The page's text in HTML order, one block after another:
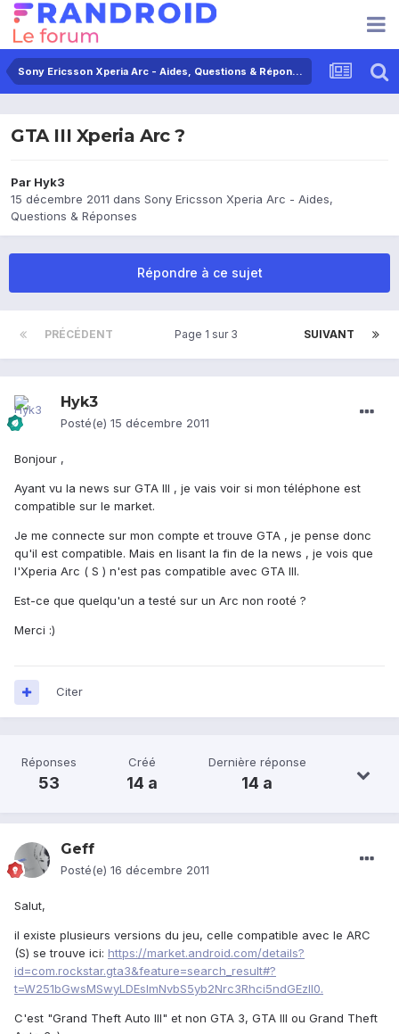
Sony Ericsson Xperia Arc - Aides, Questions & Réponses
GTA III Xperia Arc ?
Par Hyk3
15 décembre 2011 dans Sony Ericsson Xperia Arc - Aides,
Questions & Réponses
Répondre à ce sujet
PRÉCÉDENT SUIVANT
Page 1 sur 3
Hyk3
Posté(e) 15 décembre 2011
Bonjour ,
Ayant vu la news sur GTA III , je vais voir si mon téléphone est
compatible sur le market.
Je me connecte sur mon compte et trouve GTA , je pense donc
qu'il est compatible. Mais en lisant la fin de la news , je vois que
l'Xperia Arc ( S ) n'est pas compatible avec GTA III.
Est-ce que quelqu'un a testé sur un Arc non rooté ?
Merci :)
Citer
Réponses
53
Créé
14 a
Dernière réponse
14 a
Geff
Posté(e) 16 décembre 2011
Salut,
il existe plusieurs versions du jeu, celle compatible avec le ARC
(S) se trouve ici: https://market.android.com/details?
id=com.rockstar.gta3&feature=search_result#?
t=W251bGwsMSwyLDEsImNvbS5yb2Nrc3Rhci5ndGEzIl0.
C'est "Grand Theft Auto III" et non GTA 3, GTA III ou Grand Theft